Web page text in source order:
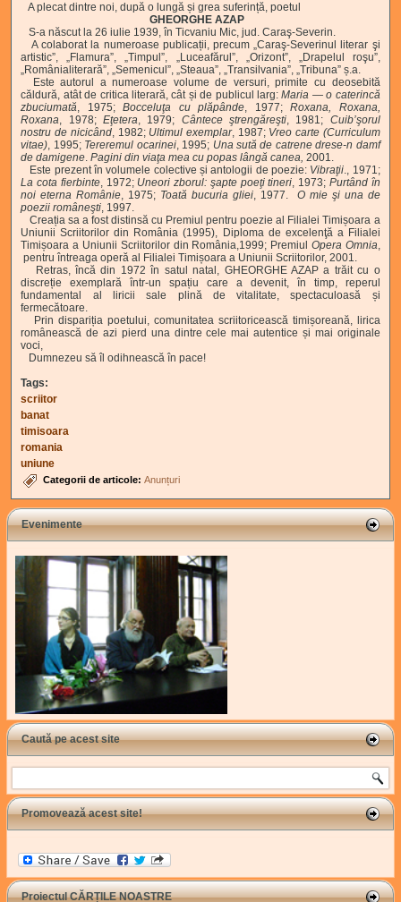
A plecat dintre noi, după o lungă și grea suferință, poetul
GHEORGHE AZAP
S-a născut la 26 iulie 1939, în Ticvaniu Mic, jud. Caraş-Severin.
A colaborat la numeroase publicații, precum „Caraş-Severinul literar şi
artistic”, „Flamura”, „Timpul”, „Luceafărul”, „Orizont”, „Drapelul roşu”,
„Românialiterară”, „Semenicul”, „Steaua”, „Transilvania”, „Tribuna” ș.a.
Este autorul a numeroase volume de versuri, primite cu deosebită
căldură, atât de critica literară, cât și de publicul larg:Maria — o caterincă
zbuciumată, 1975;Bocceluţa cu plăpânde, 1977;Roxana, Roxana,
Roxana, 1978;Eţetera, 1979; Cântece ştrengăreşti, 1981; Cuib’şorul
nostru de nicicând, 1982; Ultimul exemplar, 1987; Vreo carte (Curriculum
vitae), 1995; Tereremul ocarinei, 1995; Una sută de catrene drese-n damf
de damigene.Pagini din viaţa mea cu popas lângă canea, 2001.
Este prezent în volumele colective și antologii de poezie:Vibraţii., 1971;
La cota fierbinte, 1972; Uneori zborul: şapte poeţi tineri, 1973; Purtând în
noi eterna Românie, 1975; Toată bucuria gliei, 1977. O mie şi una de
poezii româneşti, 1997.
Creația sa a fost distinsă cu Premiul pentru poezie al Filialei Timișoara a
Uniunii Scriitorilor din România (1995), Diploma de excelenţă a Filialei
Timișoara a Uniunii Scriitorilor din România,1999; Premiul Opera Omnia,
pentru întreaga operă al Filialei Timișoara a Uniunii Scriitorilor, 2001.
Retras, încă din 1972 în satul natal, GHEORGHE AZAP a trăit cu o
discreție exemplară într-un spațiu care a devenit, în timp, reperul
fundamental al liricii sale plină de vitalitate, spectaculoasă și
fermecătoare.
Prin dispariția poetului, comunitatea scriitoricească timișoreană, lirica
românească de azi pierd una dintre cele mai autentice și mai originale
voci,
Dumnezeu să îl odihnească în pace!
Tags:
scriitor
banat
timisoara
romania
uniune
Categorii de articole:Anunțuri
Evenimente
Caută pe acest site
Search
Promovează acest site!
Proiectul CĂRȚILE NOASTRE